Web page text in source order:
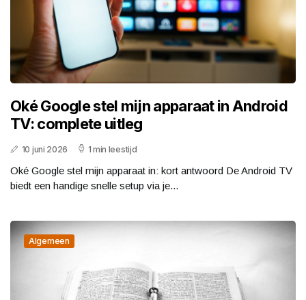
Oké Google stel mijn apparaat in Android
TV: complete uitleg
10 juni 2026 1 min leestijd
Oké Google stel mijn apparaat in: kort antwoord De Android TV
biedt een handige snelle setup via je...
Algemeen